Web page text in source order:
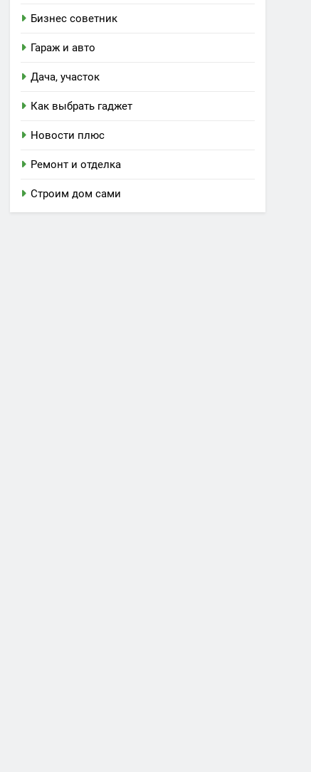
Бизнес советник
Гараж и авто
Дача, участок
Как выбрать гаджет
Новости плюс
Ремонт и отделка
Строим дом сами